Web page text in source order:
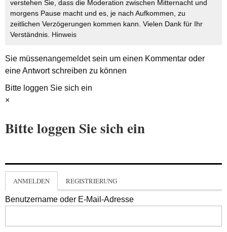
verstehen Sie, dass die Moderation zwischen Mitternacht und
morgens Pause macht und es, je nach Aufkommen, zu
zeitlichen Verzögerungen kommen kann. Vielen Dank für Ihr
Verständnis. Hinweis
Sie müssenangemeldetsein um einen Kommentar oder
eine Antwort schreiben zu können
Bitte loggen Sie sich ein
×
Bitte loggen Sie sich ein
ANMELDEN REGISTRIERUNG
Benutzername oder E-Mail-Adresse